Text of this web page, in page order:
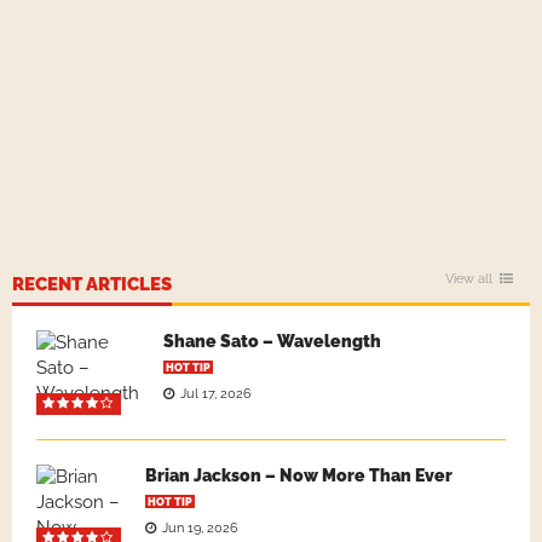
RECENT ARTICLES View all
Shane Sato – Wavelength
HOT TIP
Jul 17, 2026
Brian Jackson – Now More Than Ever
HOT TIP
Jun 19, 2026